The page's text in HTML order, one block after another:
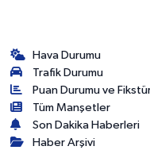
Hava Durumu
Trafik Durumu
Puan Durumu ve
Tüm Manşetler
Son Dakika Haberleri
Haber Arşivi